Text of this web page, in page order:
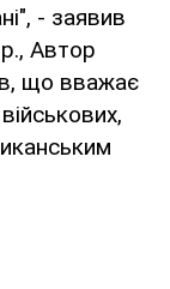
- заявив
Автор
що вважає